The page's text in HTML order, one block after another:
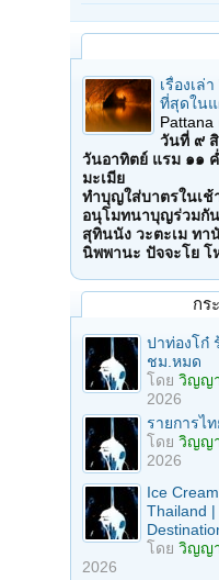
เรื่องเล่
ที่สุดใน
Pattana
วันที่ ๙
วันอาทิตย์ แรม ๑๑
มะเมีย
ทำบุญใส่บาตรในเช้
อนุโมทนาบุญร่วมกั
สุทินนัง วะตะเม ทา
นิพพานะ ปัจจะโย โ
กร
ปาท่องโก๋
ชม.หมด
โดย วิญญ
2026
รายการไ
โดย วิญญ
2026
Ice
Thailand
โดย วิญญ
2026